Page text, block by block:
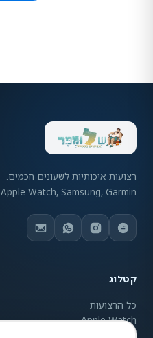
רצועות איכותיות לשעונים חכמים.
Apple Watch, Samsung, Garmin ועוד.
קטלוג
כל הרצועות
Apple Watch
Samsung Galaxy